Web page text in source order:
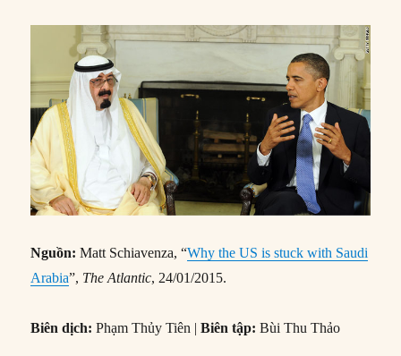
Nguồn: Matt Schiavenza, “Why the US is stuck with Saudi
Arabia”, The Atlantic, 24/01/2015.
Biên dịch: Phạm Thủy Tiên |Biên tập: Bùi Thu Thảo